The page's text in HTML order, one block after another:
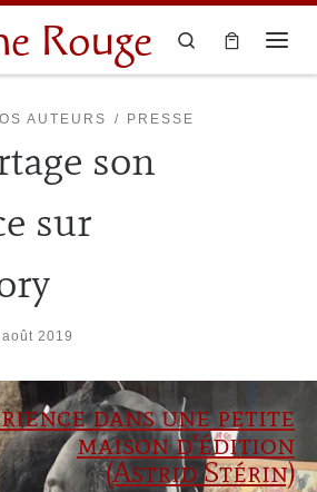
Rouge Search
AUTEURS PRESSE
son
sur
2019
dans une petite
maison d'édition
(Astrid Stérin)